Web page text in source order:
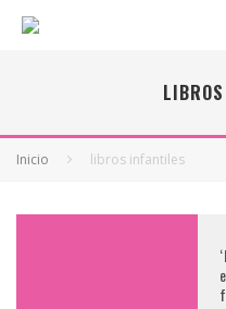
Inicio libros infantiles